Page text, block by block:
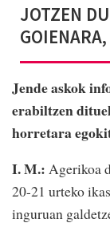
JOTZEN
Jende askok
erabiltzen
horretara
I. M.: Agerikoa
20-21 urteko
inguruan